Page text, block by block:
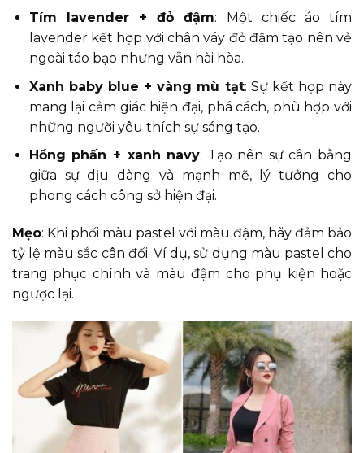
Tím lavender + đỏ đậm: Một chiếc áo tím
lavender kết hợp với chân váy đỏ đậm tạo nên vẻ
ngoài táo bạo nhưng vẫn hài hòa.
Xanh baby blue + vàng mù tạt: Sự kết hợp này
mang lại cảm giác hiện đại, phá cách, phù hợp với
những người yêu thích sự sáng tạo.
Hồng phấn + xanh navy: Tạo nên sự cân bằng
giữa sự dịu dàng và mạnh mẽ, lý tưởng cho
phong cách công sở hiện đại.
Mẹo: Khi phối màu pastel với màu đậm, hãy đảm bảo
tỷ lệ màu sắc cân đối. Ví dụ, sử dụng màu pastel cho
trang phục chính và màu đậm cho phụ kiện hoặc
ngược lại.